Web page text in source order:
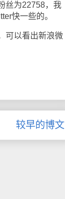
丝为22758，我
快一些的。
可以看出新浪微
较早的博文